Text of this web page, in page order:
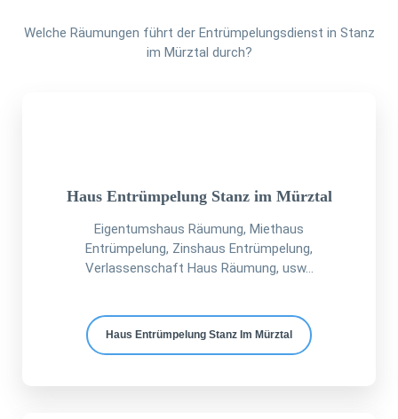
Welche Räumungen führt der Entrümpelungsdienst in Stanz
im Mürztal durch?
Haus Entrümpelung Stanz im Mürztal
Eigentumshaus Räumung, Miethaus
Entrümpelung, Zinshaus Entrümpelung,
Verlassenschaft Haus Räumung, usw...
Haus Entrümpelung Stanz Im Mürztal